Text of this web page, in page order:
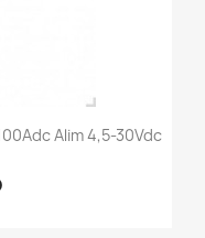
Alim 4,5-30Vdc